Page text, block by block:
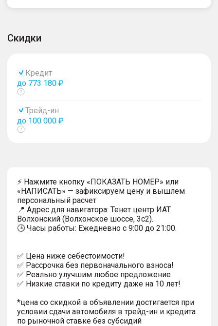
Скидки
Кредит
до 773 180 ₽
Показать
Трейд-ин
до 100 000 ₽
Показать
⚡ Нажмите кнопку «ПОКАЗАТЬ НОМЕР» или
«НАПИСАТЬ» — зафиксируем цену и вышлем
персональный расчет
📍 Адрес для навигатора: Тенет центр ИАТ
Волхонский (Волхонское шоссе, 3с2).
🕒 Часы работы: Ежедневно с 9:00 до 21:00.
✅ Цена ниже себестоимости!
✅ Рассрочка без первоначального взноса!
✅ Реально улучшим любое предложение
✅ Низкие ставки по кредиту даже на 10 лет!
*цена со скидкой в объявлении достигается при
условии сдачи автомобиля в трейд-ин и кредита
по рыночной ставке без субсидий